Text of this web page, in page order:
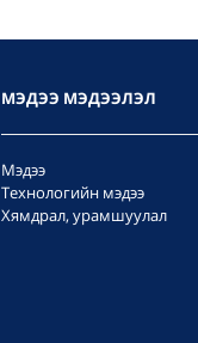
МЭДЭЭ МЭДЭЭЛЭЛ
Мэдээ
Технологийн мэдээ
Хямдрал, урамшуулал